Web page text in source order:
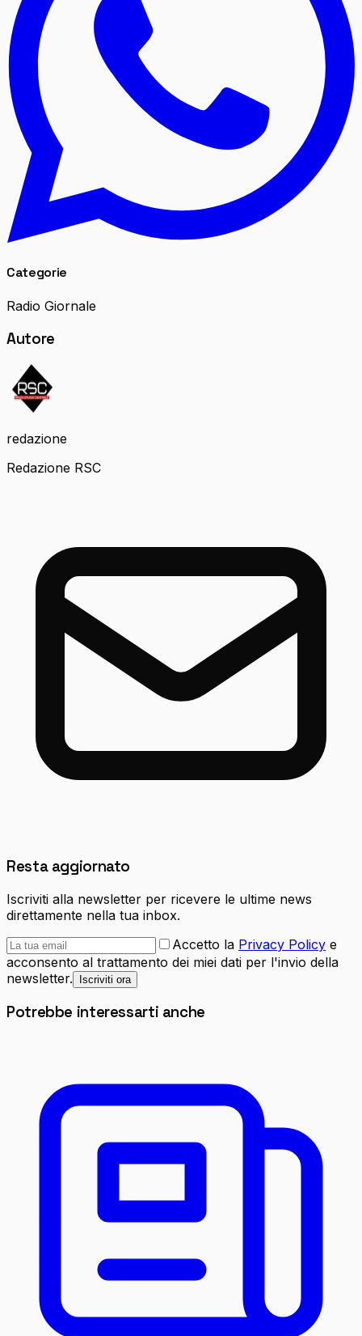
Categorie
Radio Giornale
Autore
redazione
Redazione RSC
Resta aggiornato
Iscriviti alla newsletter per ricevere le ultime news
direttamente nella tua inbox.
Accetto la Privacy Policy e
acconsento al trattamento dei miei dati per l'invio della
newsletter.
Iscriviti ora
Potrebbe interessarti anche